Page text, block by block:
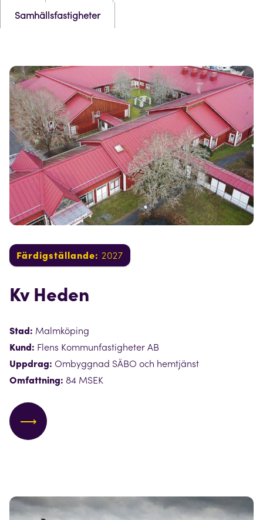
Samhällsfastigheter
Färdigställande: 2027
Kv Heden
Stad: Malmköping
Kund: Flens Kommunfastigheter AB
Uppdrag: Ombyggnad SÄBO och hemtjänst
Omfattning: 84 MSEK
⟶